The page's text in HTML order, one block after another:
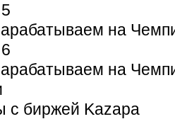
на
на
с биржей Kazapa